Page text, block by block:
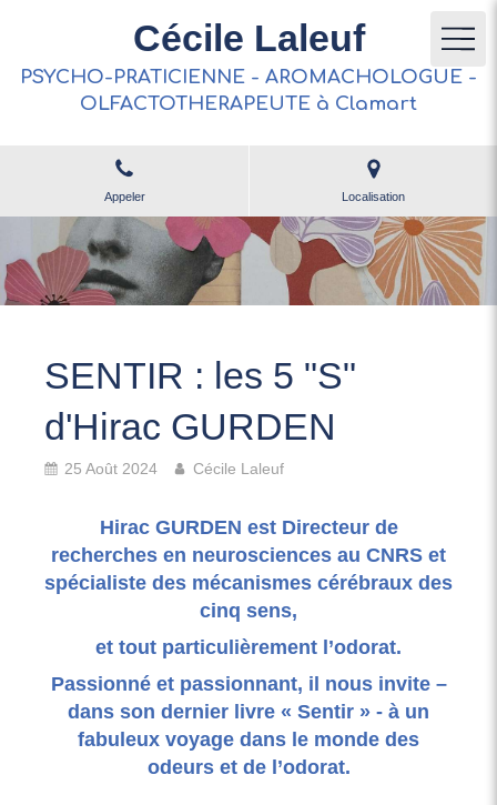
Cécile Laleuf
PSYCHO-PRATICIENNE - AROMACHOLOGUE -
OLFACTOTHERAPEUTE à Clamart
Appeler Localisation
SENTIR : les 5 "S"
d'Hirac GURDEN
25 Août 2024 Cécile Laleuf
Hirac GURDEN est Directeur de
recherches en neurosciences au CNRS et
spécialiste des mécanismes cérébraux des
cinq sens,
et tout particulièrement l’odorat.
Passionné et passionnant, il nous invite –
dans son dernier livre « Sentir » - à un
fabuleux voyage dans le monde des
odeurs et de l’odorat.